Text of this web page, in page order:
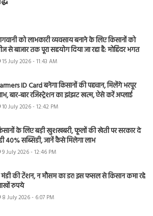
को लाभकारी व्यवसाय बनाने के लिए किसानों को
से बाजार तक पूरा सहयोग दिया जा रहा है: मोहिंदर भगत
15 July 2026 - 11:43 AM
ID Card बनेगा किसानों की पहचान, मिलेंगे भरपूर
बार-बार रजिस्ट्रेशन का झंझट खत्म, ऐसे करें अप्लाई
10 July 2026 - 12:42 PM
के लिए बड़ी खुशखबरी, फूलों की खेती पर सरकार दे
40% सब्सिडी, जानें कैसे मिलेगा लाभ
9 July 2026 - 12:46 PM
की टेंशन, न मौसम का डर! इस फसल से किसान कमा रहे
रुपये
8 July 2026 - 6:07 PM